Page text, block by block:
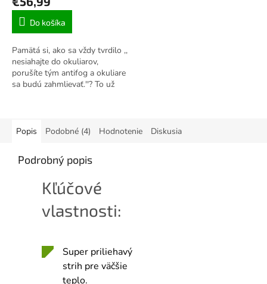
Do košíka
Pamätá si, ako sa vždy tvrdilo ,,
nesiahajte do okuliarov,
porušíte tým antifog a okuliare
sa budú zahmlievať.''? To už
Popis Podobné (4) Hodnotenie Diskusia
Podrobný popis
Kľúčové
vlastnosti:
Super priliehavý
strih pre väčšie
teplo.